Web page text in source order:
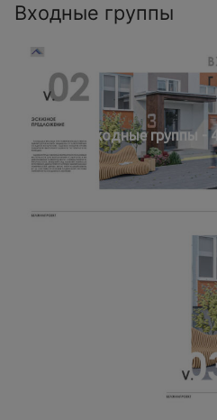
Входные группы
Входные группы - 4